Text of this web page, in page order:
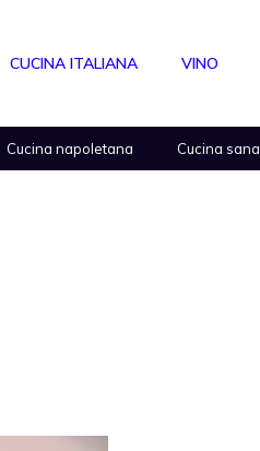
CUCINA ITALIANA VINO
Cucina napoletana Cucina sana